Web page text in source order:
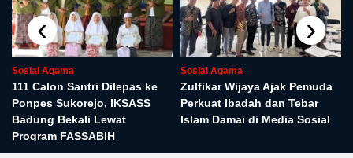
Sosial Agama
111 Calon Santri Dilepas ke
Ponpes Sukorejo, IKSASS
Badung Bekali Lewat
Program FASSABIH
Sosial Agama
Zulfikar Wijaya Ajak Pemuda
Perkuat Ibadah dan Tebar
Islam Damai di Media Sosial
‹ ›